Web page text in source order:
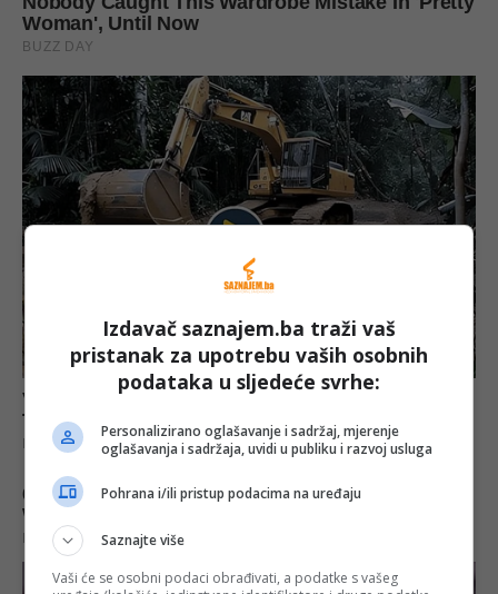
Izdavač saznajem.ba traži vaš
pristanak za upotrebu vaših osobnih
podataka u sljedeće svrhe:
Personalizirano oglašavanje i sadržaj, mjerenje
oglašavanja i sadržaja, uvidi u publiku i razvoj usluga
Pohrana i/ili pristup podacima na uređaju
Saznajte više
Vaši će se osobni podaci obrađivati, a podatke s vašeg